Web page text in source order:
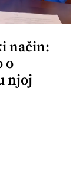
način:
o
njoj